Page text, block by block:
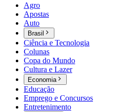
Agro
Apostas
Auto
Brasil
Ciência e Tecnologia
Colunas
Copa do Mundo
Cultura e Lazer
Economia
Educação
Emprego e Concursos
Entretenimento